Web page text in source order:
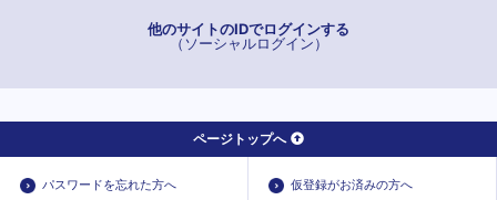
他のサイトのIDでログインする
（ソーシャルログイン）
ページトップへ
パスワードを忘れた方へ 仮登録がお済みの方へ